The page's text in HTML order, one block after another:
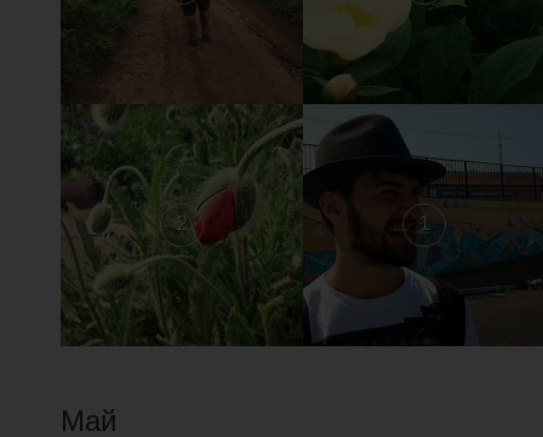
2 1
Май